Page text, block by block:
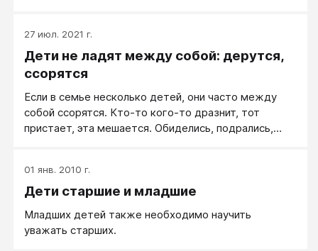
27 июл. 2021 г.
Дети не ладят между собой: дерутся,
ссорятся
Если в семье несколько детей, они часто между
собой ссорятся. Кто-то кого-то дразнит, тот
пристает, эта мешается. Обиделись, подрались,
01 янв. 2010 г.
Дети старшие и младшие
Младших детей также необходимо научить
уважать старших.